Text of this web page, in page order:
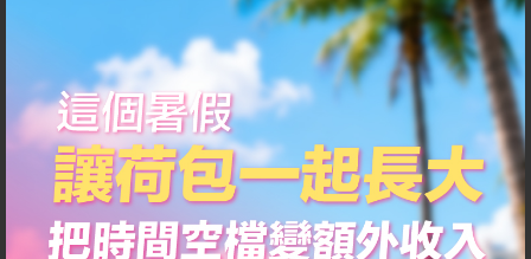
特約 | 2025_綠能電車季 (4月-7月方案)
日期 2025/04/01(二) - 07/31(四)
時段
全天